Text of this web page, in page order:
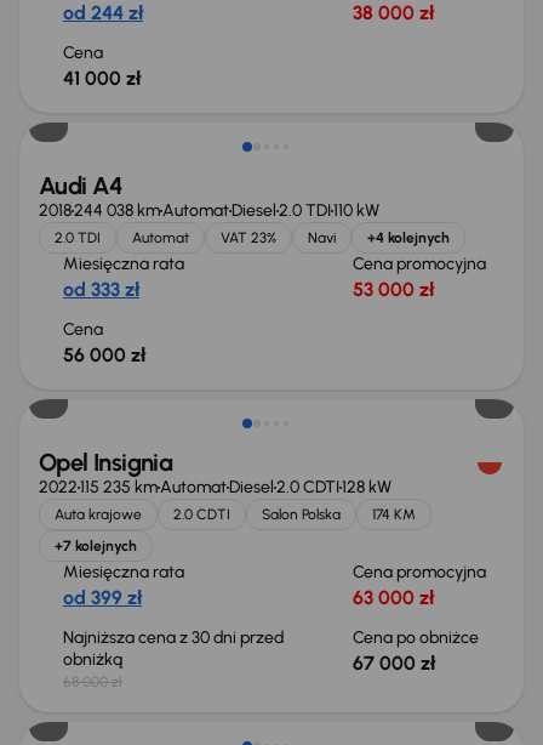
od 244 zł 38 000 zł
Cena
41 000 zł
Audi A4
2018244 038 kmAutomatDiesel2.0 TDI110 kW
2.0 TDI Automat VAT 23% Navi +4 kolejnych
Miesięczna rata
od 333 zł
Cena promocyjna
53 000 zł
Cena
56 000 zł
Taniej o 1 000 zł
Opel Insignia
2022115 235 kmAutomatDiesel2.0 CDTI128 kW
Auta krajowe 2.0 CDTI Salon Polska
174 KM
+7 kolejnych
Miesięczna rata
od 399 zł
Cena promocyjna
63 000 zł
Najniższa cena z 30 dni przed
obniżką
68 000 zł
Cena po obniżce
67 000 zł